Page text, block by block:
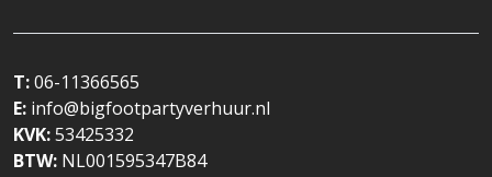
T:06-11366565
E: info@bigfootpartyverhuur.nl
KVK:53425332
BTW: NL001595347B84